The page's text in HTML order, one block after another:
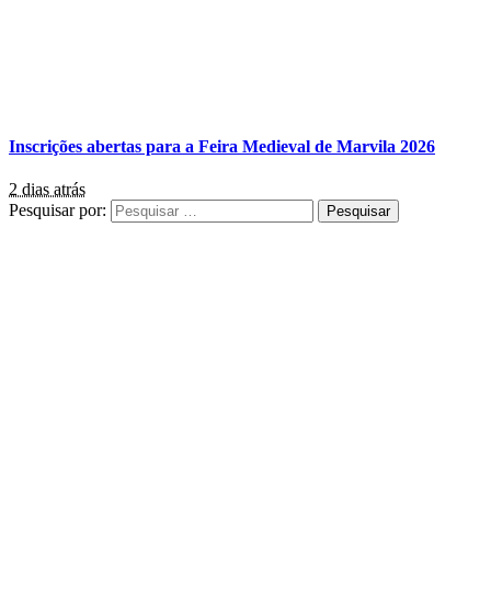
Inscrições abertas para a Feira Medieval de Marvila 2026
2 dias atrás
Pesquisar por: